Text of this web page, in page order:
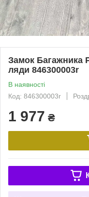
Замок Багажника
ляди 846300003r
В наявності
Код: 846300003r
1 977 ₴